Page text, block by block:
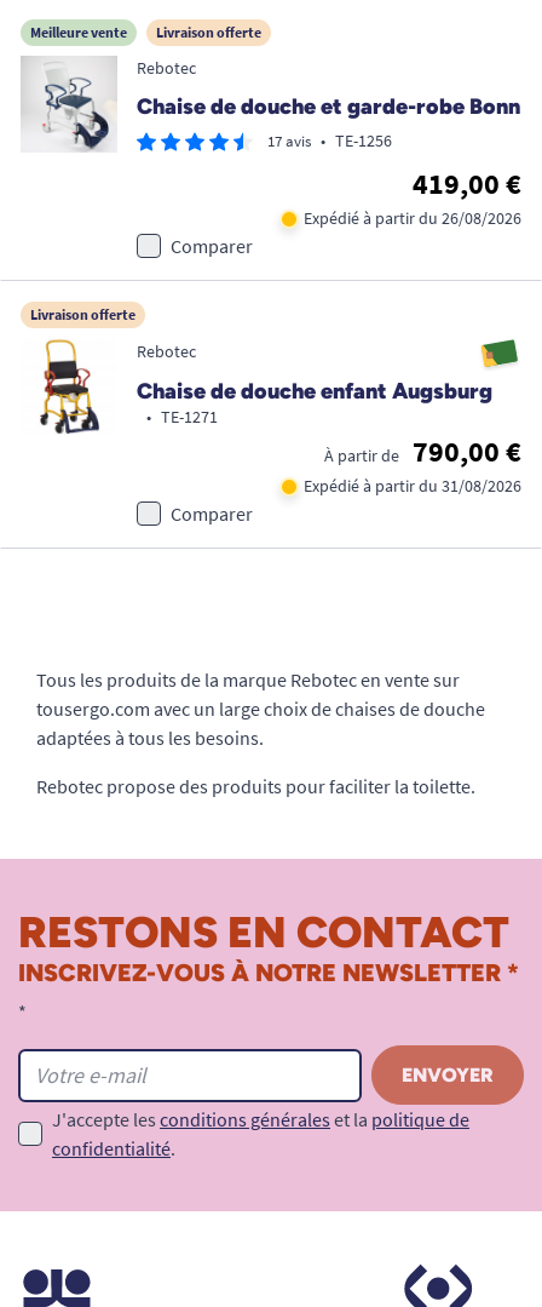
Meilleure vente Livraison offerte
Rebotec
Chaise de douche et garde-robe Bonn
17 avis • TE-1256
419,00 €
Expédié à partir du 26/08/2026
Comparer
Livraison offerte
Rebotec
Chaise de douche enfant Augsburg
• TE-1271
À partir de
790,00 €
Expédié à partir du 31/08/2026
Comparer
Tous les produits de la marque Rebotec en vente sur
tousergo.com avec un large choix de chaises de douche
adaptées à tous les besoins.
Rebotec propose des produits pour faciliter la toilette.
RESTONS EN CONTACT
INSCRIVEZ-VOUS À NOTRE NEWSLETTER *
*
J'accepte les conditions générales et la politique de
confidentialité.